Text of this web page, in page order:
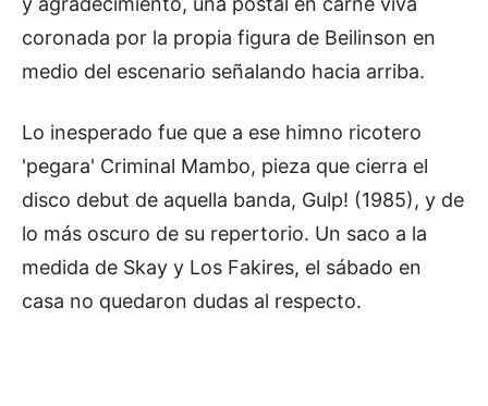
coronada por la propia figura de Beilinson en
medio del escenario señalando hacia arriba.
Lo inesperado fue que a ese himno ricotero
'pegara' Criminal Mambo, pieza que cierra el
disco debut de aquella banda, Gulp! (1985), y de
lo más oscuro de su repertorio. Un saco a la
medida de Skay y Los Fakires, el sábado en
casa no quedaron dudas al respecto.